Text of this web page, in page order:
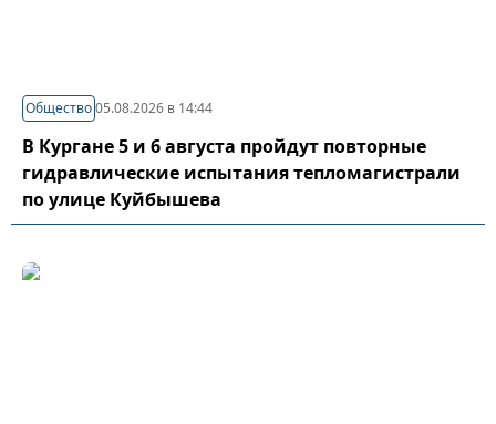
Общество05.08.2026 в 14:44
В Кургане 5 и 6 августа пройдут повторные
гидравлические испытания тепломагистрали
по улице Куйбышева